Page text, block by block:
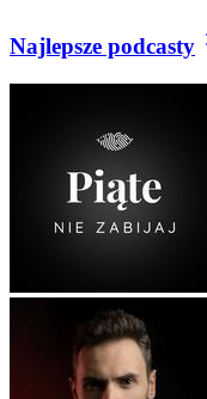
Najlepsze podcasty